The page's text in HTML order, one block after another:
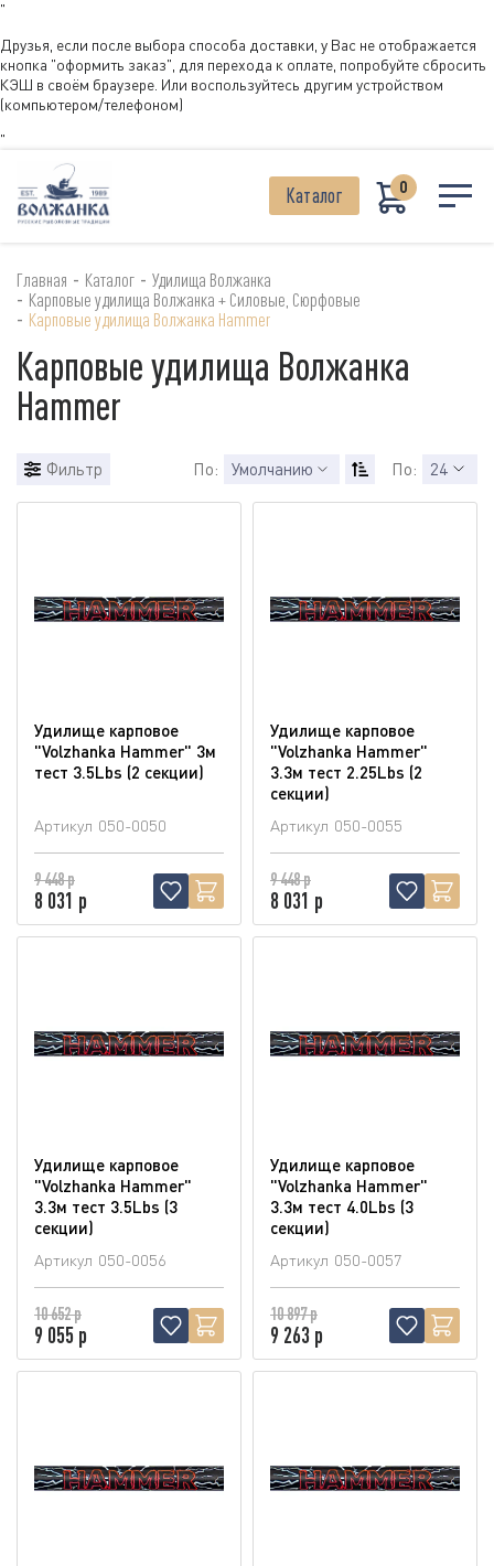
"
Друзья, если после выбора способа доставки, у Вас не отображается
кнопка "оформить заказ", для перехода к оплате, попробуйте сбросить
КЭШ в своём браузере. Или воспользуйтесь другим устройством
(компьютером/телефоном)
"
Каталог 0
Главная - Каталог - Удилища Волжанка
- Карповые удилища Волжанка + Силовые, Сюрфовые
- Карповые удилища Волжанка Hammer
Карповые удилища Волжанка
Hammer
Фильтр По: Умолчанию По: 24
Удилище карповое
"Volzhanka Hammer" 3м
тест 3.5Lbs (2 секции)
Артикул 050-0050
9 448 р
8 031 р
Удилище карповое
"Volzhanka Hammer"
3.3м тест 2.25Lbs (2
секции)
Артикул 050-0055
9 448 р
8 031 р
Удилище карповое
"Volzhanka Hammer"
3.3м тест 3.5Lbs (3
секции)
Артикул 050-0056
10 652 р
9 055 р
Удилище карповое
"Volzhanka Hammer"
3.3м тест 4.0Lbs (3
секции)
Артикул 050-0057
10 897 р
9 263 р